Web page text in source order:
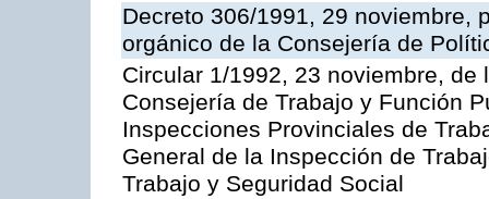
Decreto 306/1991, 29 noviembre,
orgánico de la Consejería de
Circular 1/1992, 23 noviembre,
Consejería de Trabajo y Función
Inspecciones Provinciales de
General de la Inspección de
Trabajo y Seguridad Social